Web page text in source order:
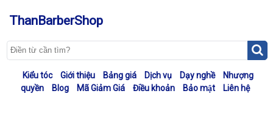
ThanBarberShop
Kiểu tóc Giới thiệu Bảng giá Dịch vụ Dạy nghề
Nhượng
quyền
Blog Mã Giảm Giá Điều khoản Bảo mật Liên hệ